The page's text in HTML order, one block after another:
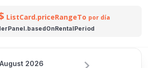
ListCard.priceRangeTo por día
August 2026